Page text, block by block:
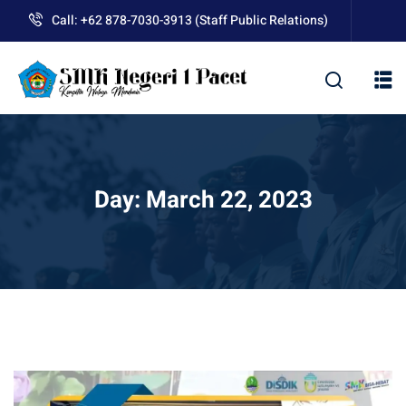
content
Call: +62 878-7030-3913 (Staff Public Relations)
Day: March 22, 2023